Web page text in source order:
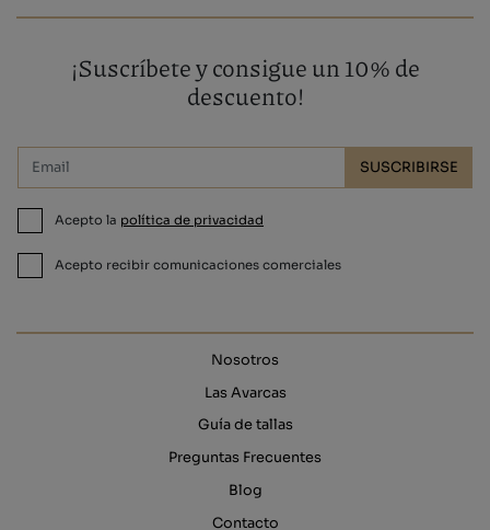
¡Suscríbete y consigue un 10% de
descuento!
SUSCRIBIRSE
Acepto la política de privacidad
Acepto recibir comunicaciones comerciales
Nosotros
Las Avarcas
Guía de tallas
Preguntas Frecuentes
Blog
Contacto